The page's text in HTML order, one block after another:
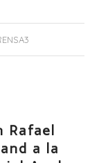
Rafael
a la